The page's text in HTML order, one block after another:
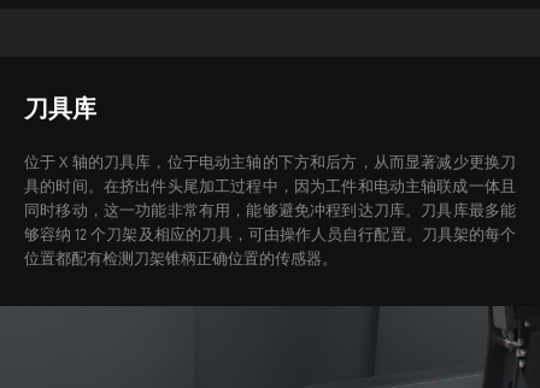
刀具库
位于 X 轴的刀具库，位于电动主轴的下方和后方，从而显著减少更换刀
具的时间。在挤出件头尾加工过程中，因为工件和电动主轴联成一体且
同时移动，这一功能非常有用，能够避免冲程到达刀库。
刀具库最多能
够容纳 12 个刀架及相应的刀具，可由操作人员自行配置。刀具架的每个
位置都配有检测刀架锥柄正确位置的传感器。